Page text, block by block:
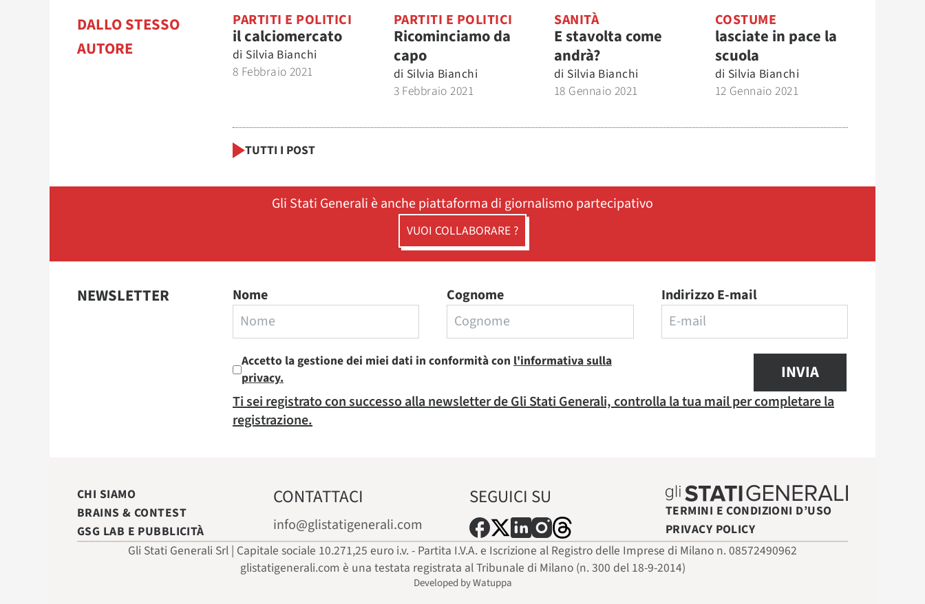
DALLO STESSO
AUTORE
PARTITI E POLITICI
il calciomercato
di Silvia Bianchi
8 Febbraio 2021
PARTITI E POLITICI
Ricominciamo da
capo
di Silvia Bianchi
3 Febbraio 2021
SANITÀ
E stavolta come
andrà?
di Silvia Bianchi
18 Gennaio 2021
COSTUME
lasciate in pace la
scuola
di Silvia Bianchi
12 Gennaio 2021
TUTTI I POST
Gli Stati Generali è anche piattaforma di giornalismo partecipativo
VUOI COLLABORARE ?
NEWSLETTER Nome Cognome Indirizzo E-mail
Accetto la gestione dei miei dati in conformità con l'informativa sulla
privacy.
INVIA
Ti sei registrato con successo alla newsletter de Gli Stati Generali, controlla la tua mail per completare la
registrazione.
CHI SIAMO
BRAINS & CONTEST
GSG LAB E PUBBLICITÀ
CONTATTACI
info@glistatigenerali.com
SEGUICI SU
TERMINI E CONDIZIONI D’USO
PRIVACY POLICY
Gli Stati Generali Srl | Capitale sociale 10.271,25 euro i.v. - Partita I.V.A. e Iscrizione al Registro delle Imprese di Milano n. 08572490962
glistatigenerali.com è una testata registrata al Tribunale di Milano (n. 300 del 18-9-2014)
Developed by Watuppa